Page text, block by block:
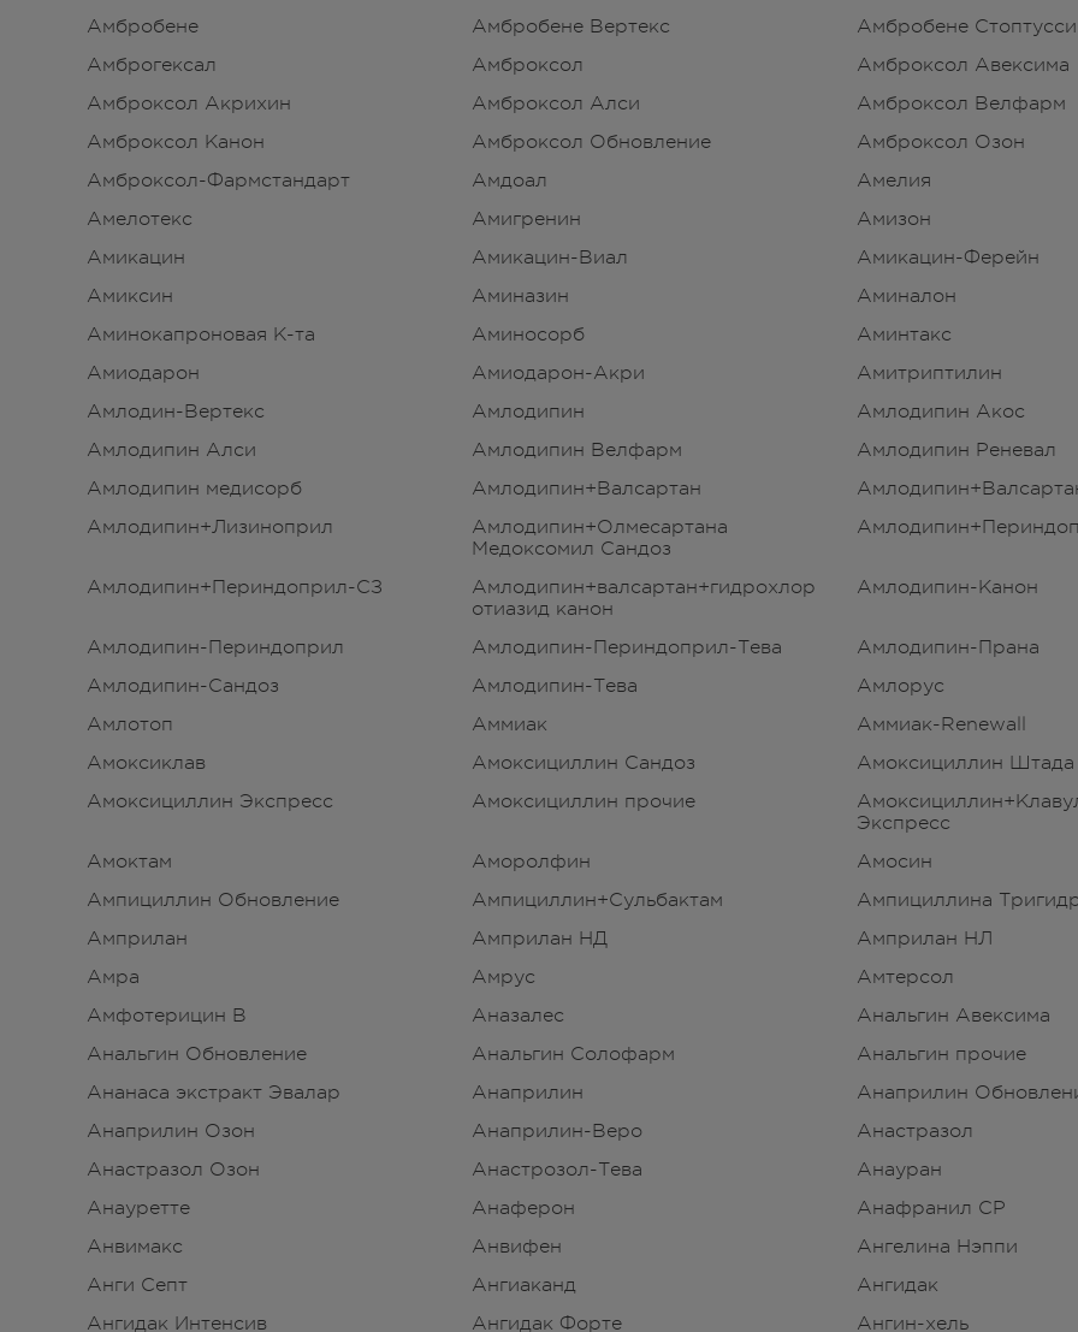
Амбробене
Амбробене Вертекс
Амбробене
Амброгексал
Амброксол
Амброксол Авексима
Амброксол Акрихин
Амброксол Алси
Амброксол Велфарм
Амброксол Канон
Амброксол Обновление
Амброксол Озон
Амброксол-Фармстандарт
Амдоал
Амелия
Амелотекс
Амигренин
Амизон
Амикацин
Амикацин-Виал
Амикацин-Ферейн
Амиксин
Аминазин
Аминалон
Аминокапроновая К-та
Аминосорб
Аминтакс
Амиодарон
Амиодарон-Акри
Амитриптилин
Амлодин-Вертекс
Амлодипин
Амлодипин Акос
Амлодипин Алси
Амлодипин Велфарм
Амлодипин Реневал
Амлодипин медисорб
Амлодипин+Валсартан
Амлодипин+Лизиноприл
Амлодипин+Олмесартана
Медоксомил Сандоз
Амлодипин+Периндоприл-СЗ
Амлодипин+валсартан+гидрохлор
отиазид канон
Амлодипин-Канон
Амлодипин-Периндоприл Амлодипин-Периндоприл-Тева
Амлодипин-Прана
Амлодипин-Сандоз
Амлодипин-Тева
Амлорус
Амлотоп
Аммиак
Аммиак-Renewall
Амоксиклав
Амоксициллин Сандоз
Амоксициллин Штада
Амоксициллин Экспресс
Амоксициллин прочие
Экспресс
Амоктам
Аморолфин
Амосин
Ампициллин Обновление
Ампициллин+Сульбактам
Ампициллина
Амприлан
Амприлан НД
Амприлан НЛ
Амра
Амрус
Амтерсол
Амфотерицин В
Аназалес
Анальгин Авексима
Анальгин Обновление
Анальгин Солофарм
Анальгин прочие
Ананаса экстракт Эвалар
Анаприлин
Анаприлин
Анаприлин Озон
Анаприлин-Веро
Анастразол
Анастразол Озон
Анастрозол-Тева
Анауран
Анауретте
Анаферон
Анафранил CP
Анвимакс
Анвифен
Ангелина Нэппи
Анги Септ
Ангиаканд
Ангидак
Ангидак Интенсив
Ангидак Форте Ангин-хель